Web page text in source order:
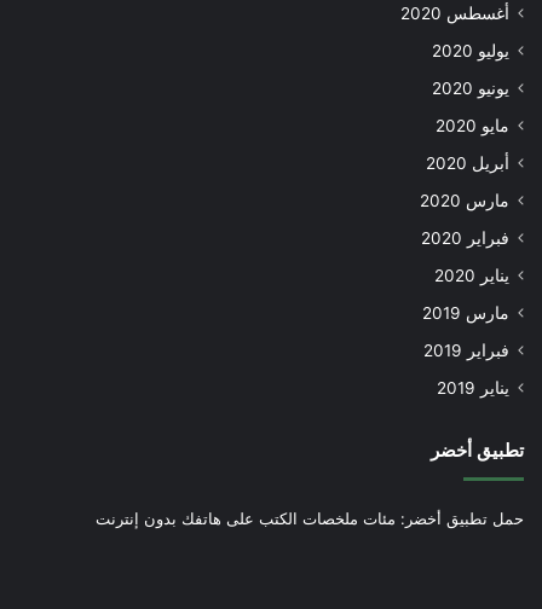
أغسطس 2020
يوليو 2020
يونيو 2020
مايو 2020
أبريل 2020
مارس 2020
فبراير 2020
يناير 2020
مارس 2019
فبراير 2019
يناير 2019
تطبيق أخضر
حمل تطبيق أخضر: مئات ملخصات الكتب على هاتفك بدون إنترنت